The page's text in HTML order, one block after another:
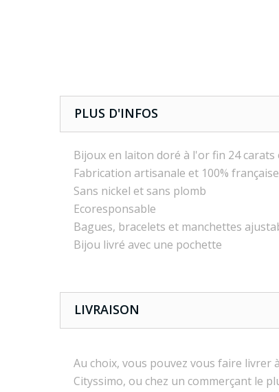
PLUS D'INFOS
Bijoux en laiton doré à l'or fin 24
Fabrication artisanale et 100% française
Sans nickel et sans plomb
Ecoresponsable
Bagues, bracelets et manchettes
Bijou livré avec une pochette
LIVRAISON
Au choix, vous pouvez vous faire livrer
Cityssimo, ou chez un commerçant le